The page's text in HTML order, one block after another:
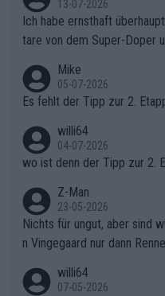
13-07-2026
Ich habe ernsthaft
tare von dem Super-Doper
r die gehört nicht in dieses
Mike
05-07-2026
Es fehlt der Tipp zur 2.
willi64
04-07-2026
wo ist denn der Tipp zur 2.
Z-Man
23-05-2026
Nichts für ungut, aber sind
n Vingegaard nur dann
willi64
07-05-2026